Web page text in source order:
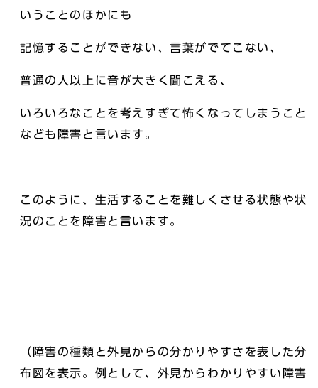
いうことのほかにも
記憶することができない、言葉がでてこない、
普通の人以上に音が大きく聞こえる、
いろいろなことを考えすぎて怖くなってしまうこと
なども障害と言います。
このように、生活することを難しくさせる状態や状
況のことを障害と言います。
（障害の種類と外見からの分かりやすさを表した分
布図を表示。例として、外見からわかりやすい障害